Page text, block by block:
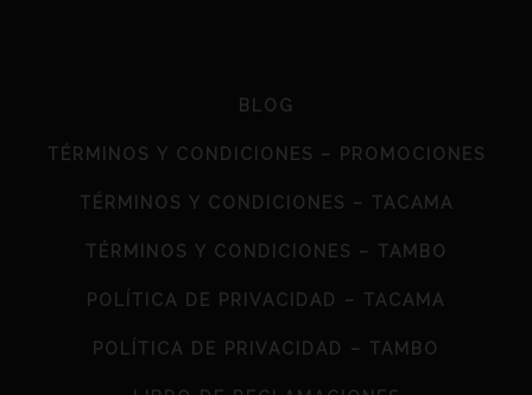
BLOG
TÉRMINOS Y CONDICIONES – PROMOCIONES
TÉRMINOS Y CONDICIONES – TACAMA
TÉRMINOS Y CONDICIONES – TAMBO
POLÍTICA DE PRIVACIDAD – TACAMA
POLÍTICA DE PRIVACIDAD – TAMBO